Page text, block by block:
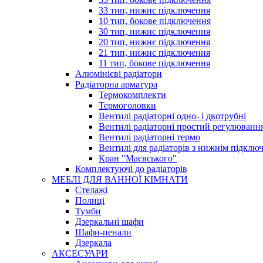
33 тип, нижнє підключення
10 тип, бокове підключення
30 тип, нижнє підключення
20 тип, нижнє підключення
21 тип, нижнє підключення
11 тип, бокове підключення
Алюмінієві радіатори
Радіаторна арматура
Термокомплекти
Термоголовки
Вентилі радіаторні одно- і двотрубні
Вентилі радіаторні простий
Вентилі радіаторні термо
Вентилі для радіаторів з нижнім
Кран "Маєвського"
Комплектуючі до радіаторів
МЕБЛІ ДЛЯ ВАННОЇ КІМНАТИ
Стелажі
Полиці
Тумби
Дзеркальні шафи
Шафи-пенали
Дзеркала
АКСЕСУАРИ